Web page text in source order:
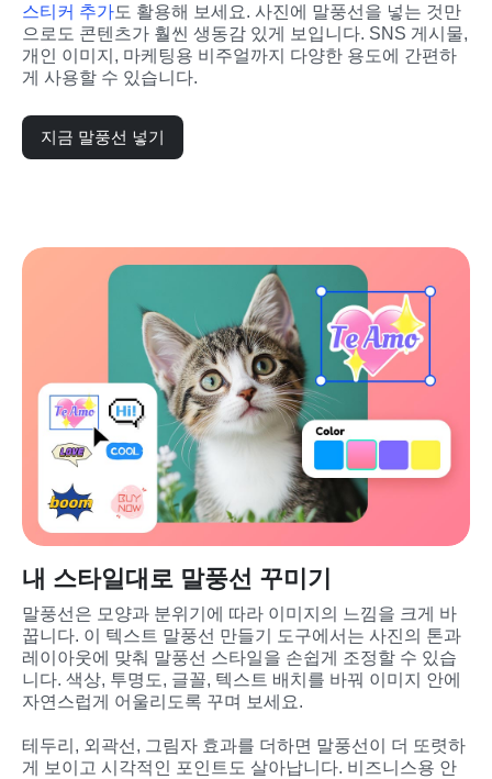
스티커 추가도 활용해 보세요. 사진에 말풍선을 넣는 것만
으로도 콘텐츠가 훨씬 생동감 있게 보입니다. SNS 게시물,
개인 이미지, 마케팅용 비주얼까지 다양한 용도에 간편하
게 사용할 수 있습니다.
지금 말풍선 넣기
내 스타일대로 말풍선 꾸미기
말풍선은 모양과 분위기에 따라 이미지의 느낌을 크게 바
꿉니다. 이 텍스트 말풍선 만들기 도구에서는 사진의 톤과
레이아웃에 맞춰 말풍선 스타일을 손쉽게 조정할 수 있습
니다. 색상, 투명도, 글꼴, 텍스트 배치를 바꿔 이미지 안에
자연스럽게 어울리도록 꾸며 보세요.
테두리, 외곽선, 그림자 효과를 더하면 말풍선이 더 또렷하
게 보이고 시각적인 포인트도 살아납니다. 비즈니스용 안